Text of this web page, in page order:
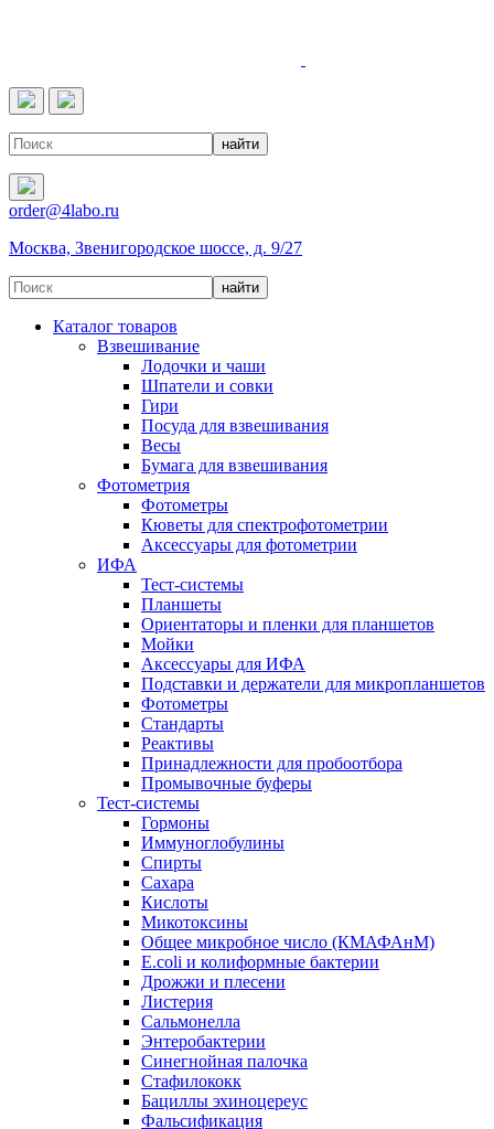
order@4labo.ru
Москва, Звенигородское шоссе, д. 9/27
Каталог товаров
Взвешивание
Лодочки и чаши
Шпатели и совки
Гири
Посуда для взвешивания
Весы
Бумага для взвешивания
Фотометрия
Фотометры
Кюветы для спектрофотометрии
Аксессуары для фотометрии
ИФА
Тест-системы
Планшеты
Ориентаторы и пленки для планшетов
Мойки
Аксессуары для ИФА
Подставки и держатели для микропланшетов
Фотометры
Стандарты
Реактивы
Принадлежности для пробоотбора
Промывочные буферы
Тест-системы
Гормоны
Иммуноглобулины
Спирты
Сахара
Кислоты
Микотоксины
Общее микробное число (КМАФАнМ)
E.coli и колиформные бактерии
Дрожжи и плесени
Листерия
Сальмонелла
Энтеробактерии
Синегнойная палочка
Стафилококк
Бациллы эхиноцереус
Фальсификация